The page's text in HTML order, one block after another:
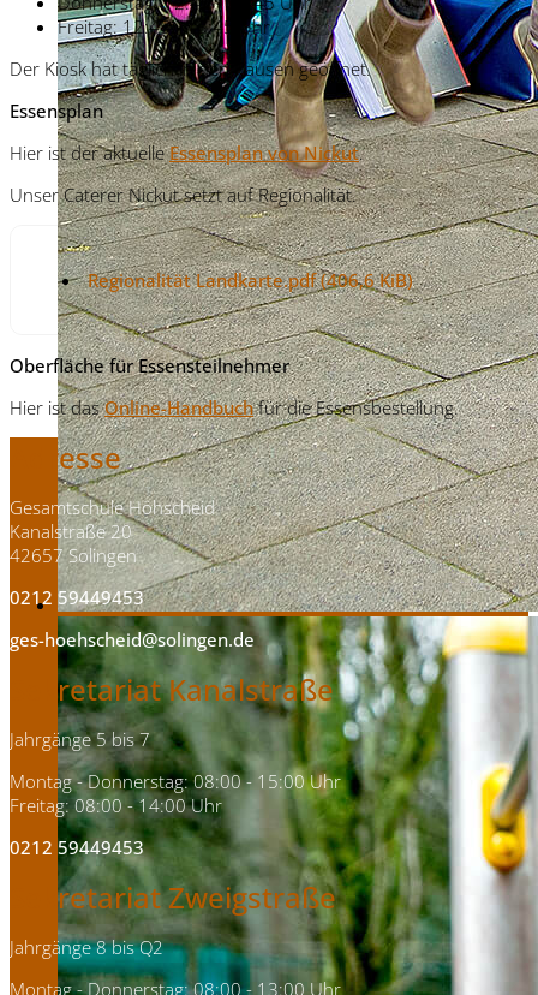
Freitag: 12:45 - 13:45 Uhr
Der Kiosk hat täglich in den Pausen geöffnet.
Essensplan
Hier ist der aktuelleEssensplan von Nickut.
Unser Caterer Nickut setzt auf Regionalität.
Regionalität Landkarte.pdf(406,6 KiB)
Oberfläche für Essensteilnehmer
Hier ist dasOnline-Handbuchfür die Essensbestellung.
Adresse
Gesamtschule Höhscheid
Kanalstraße 20
42657 Solingen
0212 59449453
ges-hoehscheid@solingen.de
Sekretariat Kanalstraße
Jahrgänge 5 bis 7
Montag - Donnerstag: 08:00 - 15:00 Uhr
Freitag: 08:00 - 14:00 Uhr
0212 59449453
Sekretariat Zweigstraße
Jahrgänge 8 bis Q2
Montag - Donnerstag: 08:00 - 13:00 Uhr